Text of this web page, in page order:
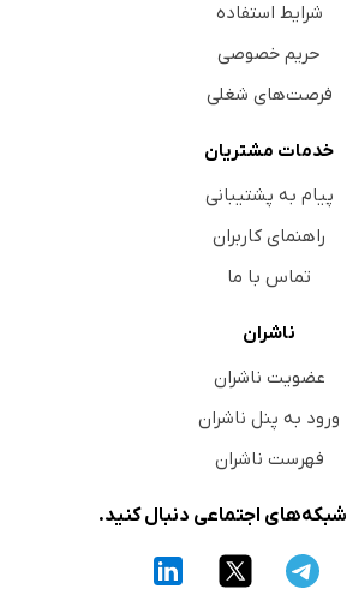
شرایط استفاده
حریم خصوصی
فرصت‌های شغلی
خدمات مشتریان
پیام به پشتیبانی
راهنمای کاربران
تماس با ما
ناشران
عضویت ناشران
ورود به پنل ناشران
فهرست ناشران
شبکه‌های اجتماعی دنبال کنید.